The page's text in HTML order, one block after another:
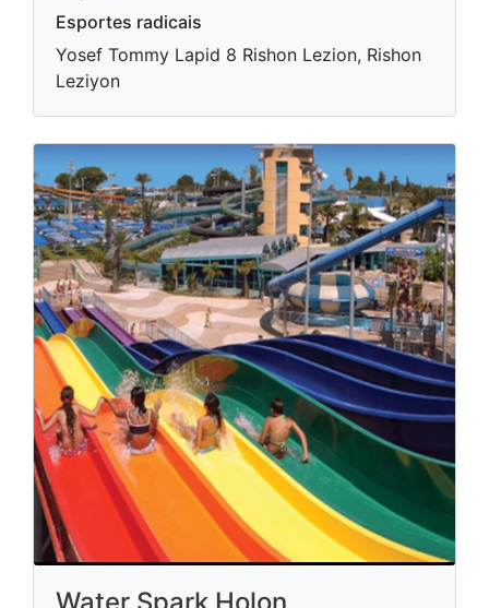
Esportes radicais
Yosef Tommy Lapid 8 Rishon Lezion, Rishon
Leziyon